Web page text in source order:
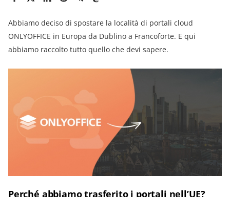
Abbiamo deciso di spostare la località di portali cloud
ONLYOFFICE in Europa da Dublino a Francoforte. E qui
abbiamo raccolto tutto quello che devi sapere.
Perché abbiamo trasferito i portali nell’UE?